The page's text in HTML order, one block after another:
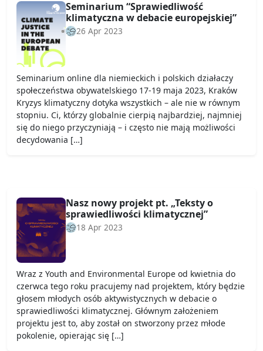
Seminarium “Sprawiedliwość
klimatyczna w debacie europejskiej”
26 Apr 2023
Seminarium online dla niemieckich i polskich działaczy
społeczeństwa obywatelskiego 17-19 maja 2023, Kraków
Kryzys klimatyczny dotyka wszystkich – ale nie w równym
stopniu. Ci, którzy globalnie cierpią najbardziej, najmniej
się do niego przyczyniają – i często nie mają możliwości
decydowania […]
Nasz nowy projekt pt. „Teksty o
sprawiedliwości klimatycznej”
18 Apr 2023
Wraz z Youth and Environmental Europe od kwietnia do
czerwca tego roku pracujemy nad projektem, który będzie
głosem młodych osób aktywistycznych w debacie o
sprawiedliwości klimatycznej. Głównym założeniem
projektu jest to, aby został on stworzony przez młode
pokolenie, opierając się […]